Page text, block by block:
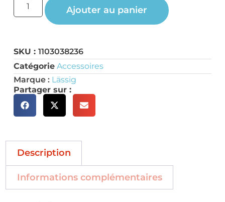
Ajouter au panier
SKU : 1103038236
Catégorie Accessoires
Marque : Lässig
Partager sur :
Description
Informations complémentaires